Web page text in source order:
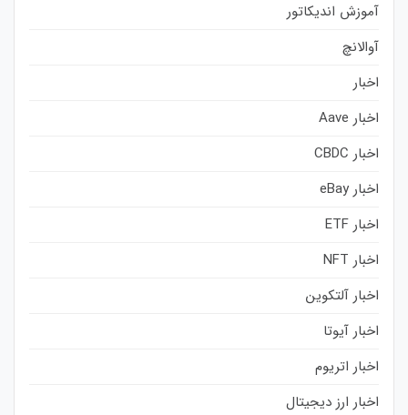
آموزش اندیکاتور
آوالانچ
اخبار
اخبار Aave
اخبار CBDC
اخبار eBay
اخبار ETF
اخبار NFT
اخبار آلتکوین
اخبار آیوتا
اخبار اتریوم
اخبار ارز دیجیتال